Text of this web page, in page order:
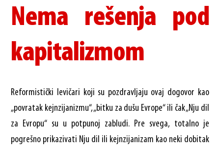
Nema rešenja pod
kapitalizmom
Reformistički levičari koji su pozdravljaju ovaj dogovor kao
„povratak kejnzijanizmu“, „bitku za dušu Evrope“ ili čak „Nju dil
za Evropu“ su u potpunoj zabludi. Pre svega, totalno je
pogrešno prikazivati Nju dil ili kejnzijanizam kao neki dobitak